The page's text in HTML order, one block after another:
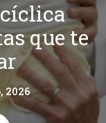
que te
2026